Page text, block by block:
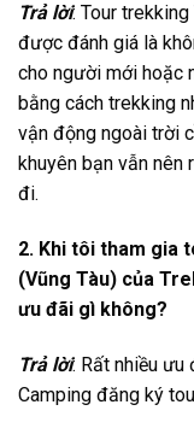
Trả lời: Tour trekking
được đánh giá là
cho người mới hoặc
bằng cách trekking
vận động ngoài trời
khuyên bạn vẫn nên
đi.
2. Khi tôi tham gia
(Vũng Tàu) của
ưu đãi gì không?
Trả lời: Rất nhiều ưu
Camping đăng ký